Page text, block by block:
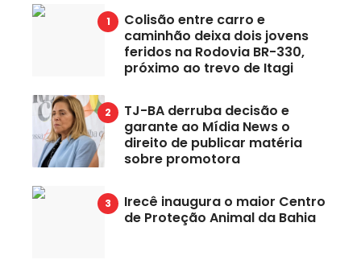
Colisão entre carro e
caminhão deixa dois jovens
feridos na Rodovia BR-330,
próximo ao trevo de Itagi
TJ-BA derruba decisão e
garante ao Mídia News o
direito de publicar matéria
sobre promotora
Irecê inaugura o maior Centro
de Proteção Animal da Bahia